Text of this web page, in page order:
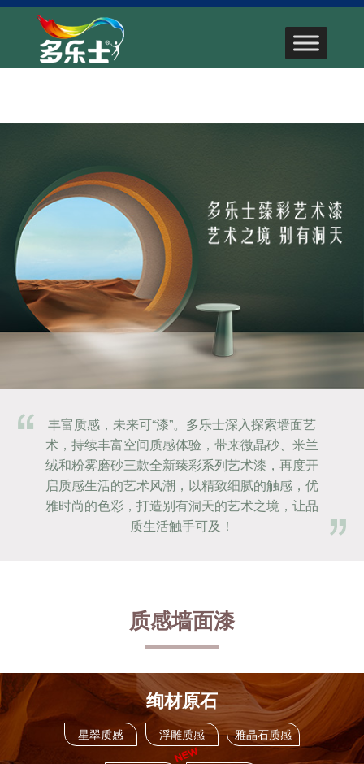
丰富质感，未来可“漆”。多乐士深入探索墙面艺
术，持续丰富空间质感体验，带来微晶砂、米兰
绒和粉雾磨砂三款全新臻彩系列艺术漆，再度开
启质感生活的艺术风潮，以精致细腻的触感，优
雅时尚的色彩，打造别有洞天的艺术之境，让品
质生活触手可及！
质感墙面漆
绚材原石
星翠质感 浮雕质感 雅晶石质感